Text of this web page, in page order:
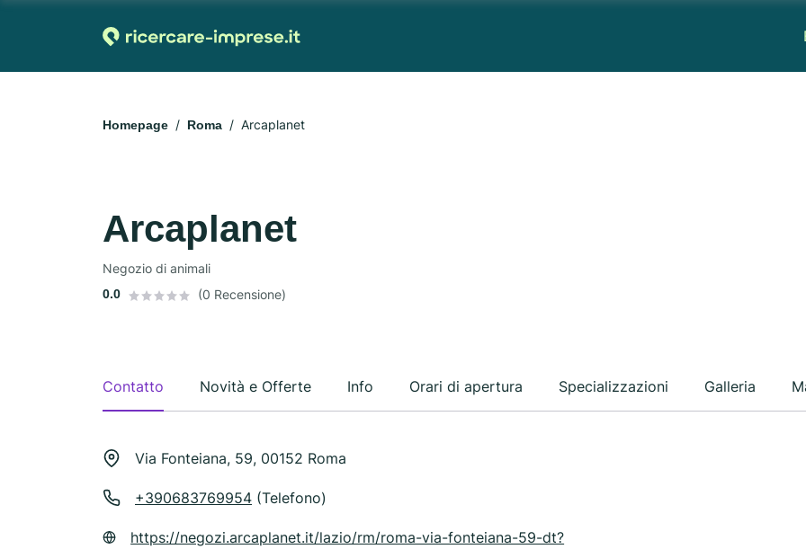
Homepage Roma Arcaplanet
Arcaplanet
Negozio di animali
0.0 (0 Recensione)
Contatto Novità e Offerte Info Orari di apertura Specializzazioni Galleria
Via Fonteiana, 59, 00152 Roma
+390683769954 (Telefono)
https://negozi.arcaplanet.it/lazio/rm/roma-via-fonteiana-59-dt?